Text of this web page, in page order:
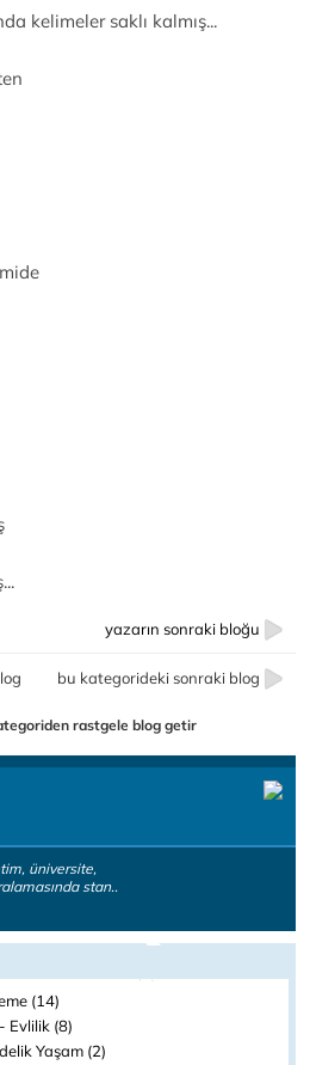
kelimeler saklı kalmış...
yazarın sonraki bloğu
bu kategorideki sonraki blog
rastgele blog getir
üniversite,
stan..
(14)
Evlilik (8)
Yaşam (2)